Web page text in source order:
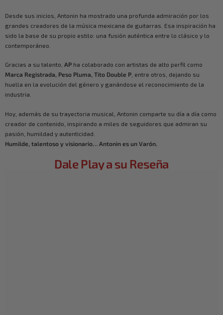
Desde sus inicios, Antonin ha mostrado una profunda admiración por los
grandes creadores de la música mexicana de guitarras. Esa inspiración ha
sido la base de su propio estilo: una fusión auténtica entre lo clásico y lo
contemporáneo.
Gracias a su talento, AP ha colaborado con artistas de alto perfil como
Marca Registrada, Peso Pluma, Tito Double P , entre otros, dejando su
huella en la evolución del género y ganándose el reconocimiento de la
industria.
Hoy, además de su trayectoria musical, Antonin comparte su día a día como
creador de contenido, inspirando a miles de seguidores que admiran su
pasión, humildad y autenticidad.
Humilde, talentoso y visionario… Antonin es un Varón.
Dale Play a su Reseña